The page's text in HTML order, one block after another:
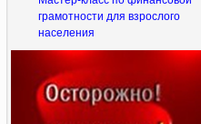
грамотности для взрослого
населения